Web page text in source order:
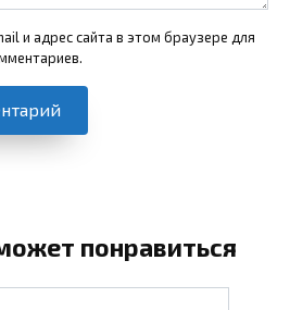
и адрес сайта в этом браузере для
понравиться